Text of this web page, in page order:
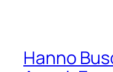
Hanno